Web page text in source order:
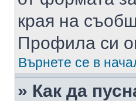
края на
Профила си
Върнете се в
» Как да